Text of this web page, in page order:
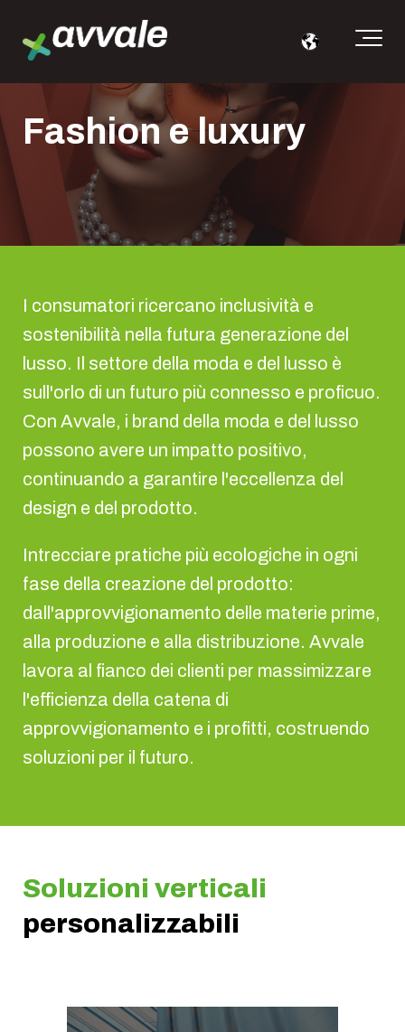
Fashion e luxury
I consumatori ricercano inclusività e
sostenibilità nella futura generazione del
lusso. Il settore della moda e del lusso è
sull'orlo di un futuro più connesso e proficuo.
Con Avvale, i brand della moda e del lusso
possono avere un impatto positivo,
continuando a garantire l'eccellenza del
design e del prodotto.
Intrecciare pratiche più ecologiche in ogni
fase della creazione del prodotto:
dall'approvvigionamento delle materie prime,
alla produzione e alla distribuzione. Avvale
lavora al fianco dei clienti per massimizzare
l'efficienza della catena di
approvvigionamento e i profitti, costruendo
soluzioni per il futuro.
Soluzioni verticali
personalizzabili